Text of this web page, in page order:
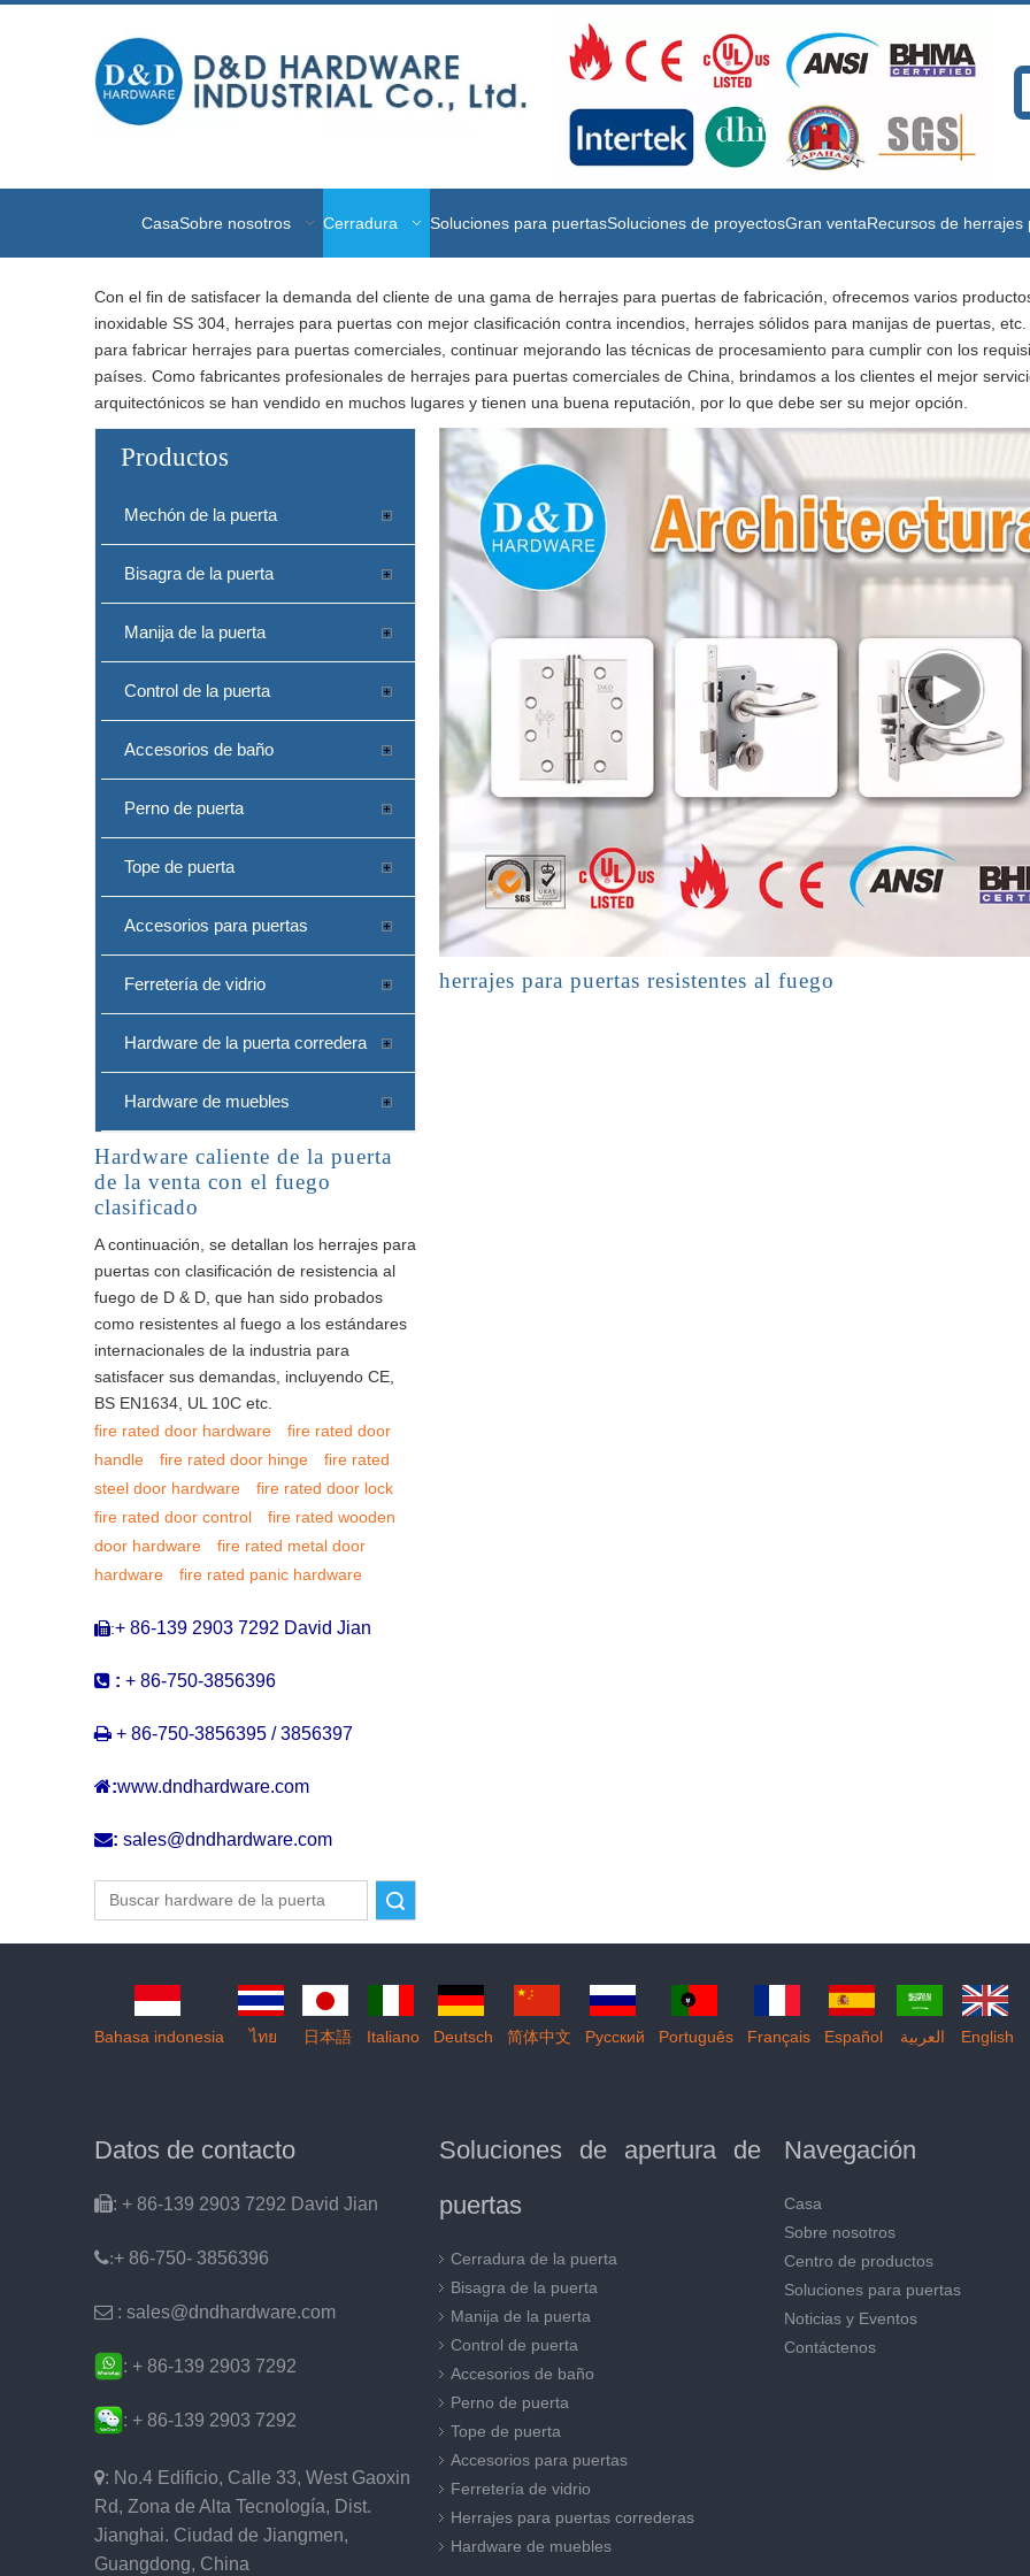
CasaSobre nosotros Cerradura Soluciones para puertasSoluciones de proyectosGran ventaRecursos de herrajes
Con el fin de satisfacer la demanda del cliente de una gama de herrajes para puertas de fabricación, ofrecemos varios
inoxidable SS 304, herrajes para puertas con mejor clasificación contra incendios, herrajes sólidos para manijas de puertas,
para fabricar herrajes para puertas comerciales, continuar mejorando las técnicas de procesamiento para cumplir con los
países. Como fabricantes profesionales de herrajes para puertas comerciales de China, brindamos a los clientes el mejor
arquitectónicos se han vendido en muchos lugares y tienen una buena reputación, por lo que debe ser su mejor opción.
Productos
Mechón de la puerta
Bisagra de la puerta
Manija de la puerta
Control de la puerta
Accesorios de baño
Perno de puerta
Tope de puerta
Accesorios para puertas
Ferretería de vidrio
Hardware de la puerta corredera
Hardware de muebles
Hardware caliente de la puerta
de la venta con el fuego
clasificado
A continuación, se detallan los herrajes para
puertas con clasificación de resistencia al
fuego de D & D, que han sido probados
como resistentes al fuego a los estándares
internacionales de la industria para
satisfacer sus demandas, incluyendo CE,
BS EN1634, UL 10C etc.
fire rated door hardware
fire rated door
handle
fire rated door hinge
fire rated
steel door hardware
fire rated door lock
fire rated door control
fire rated wooden
door hardware
fire rated metal door
hardware
fire rated panic hardware
:+ 86-139 2903 7292 David Jian
 : + 86-750-3856396
 + 86-750-3856395 / 3856397
:www.dndhardware.com
: sales@dndhardware.com
Buscar
herrajes para puertas resistentes al fuego
Bahasa indonesia ไทย 日本語 Italiano Deutsch 简体中文 Pусский Português Français Español العربية English
Datos de contacto
: + 86-139 2903 7292 David Jian
:+ 86-750- 3856396
 : sales@dndhardware.com
: + 86-139 2903 7292
: + 86-139 2903 7292
: No.4 Edificio, Calle 33, West Gaoxin
Rd, Zona de Alta Tecnología, Dist.
Jianghai. Ciudad de Jiangmen,
Guangdong, China
Soluciones de apertura de
puertas
Cerradura de la puerta
Bisagra de la puerta
Manija de la puerta
Control de puerta
Accesorios de baño
Perno de puerta
Tope de puerta
Accesorios para puertas
Ferretería de vidrio
Herrajes para puertas correderas
Hardware de muebles
Navegación
Casa
Sobre nosotros
Centro de productos
Soluciones para puertas
Noticias y Eventos
Contáctenos